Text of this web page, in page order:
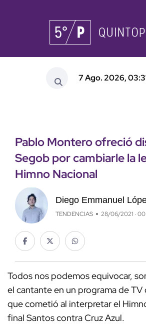
7 Ago. 2026,
Pablo Montero ofreció
Segob por cambiarle la
Himno Nacional
Diego Emmanuel
TENDENCIAS 28/06/2021 ·
Todos nos podemos equivocar,
el cantante en un programa de TV
que cometió al interpretar el
final Santos contra Cruz Azul.